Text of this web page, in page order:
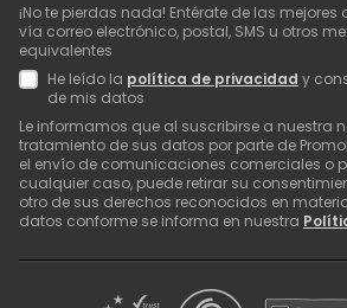
¡No te pierdas nada! Entérate de las
vía correo electrónico, postal, SMS u otros
equivalentes
He leído la política de privacidad y
de mis datos
Le informamos que al suscribirse a nuestra
tratamiento de sus datos por parte de
el envío de comunicaciones comerciales o
cualquier caso, puede retirar su
otro de sus derechos reconocidos en
datos conforme se informa en nuestra